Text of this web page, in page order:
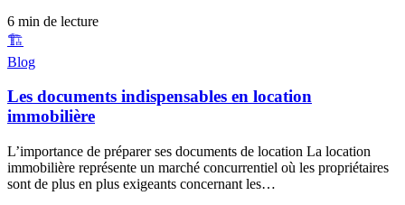
6 min de lecture
🏗️
Blog
Les documents indispensables en location
immobilière
L’importance de préparer ses documents de location La location
immobilière représente un marché concurrentiel où les propriétaires
sont de plus en plus exigeants concernant les…